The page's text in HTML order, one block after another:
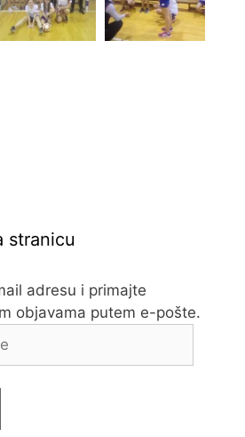
stranicu
adresu i primajte
objavama putem e-pošte.